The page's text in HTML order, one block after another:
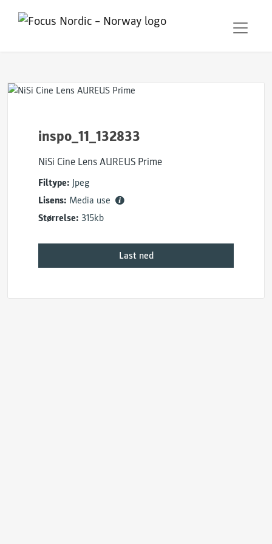
inspo_11_132833
NiSi Cine Lens AUREUS Prime
Filtype: Jpeg
Lisens: Media use
Størrelse: 315kb
Last ned